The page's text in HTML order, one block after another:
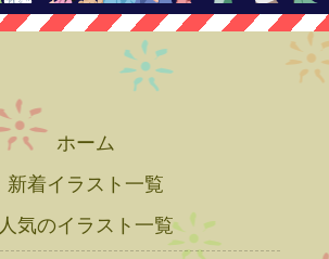
ホーム
新着イラスト一覧
人気のイラスト一覧